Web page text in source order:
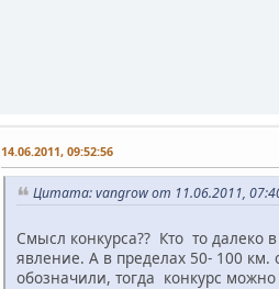
14.06.2011, 09:52:56
Цитата: vangrow от 11.06.2011,
Смысл конкурса?? Кто то далеко
явление. А в пределах 50- 100 км.
обозначили, тогда конкурс